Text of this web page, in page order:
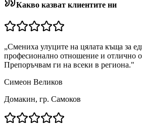
Какво казват клиентите ни
„Смениха улуците на цялата къща за
професионално отношение и отлично
Препоръчвам ги на всеки в региона."
Симеон Великов
Домакин, гр. Самоков